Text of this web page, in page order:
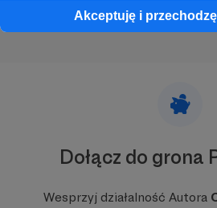
Akceptuję i
Dołącz do grona
Wesprzyj działalność Autora